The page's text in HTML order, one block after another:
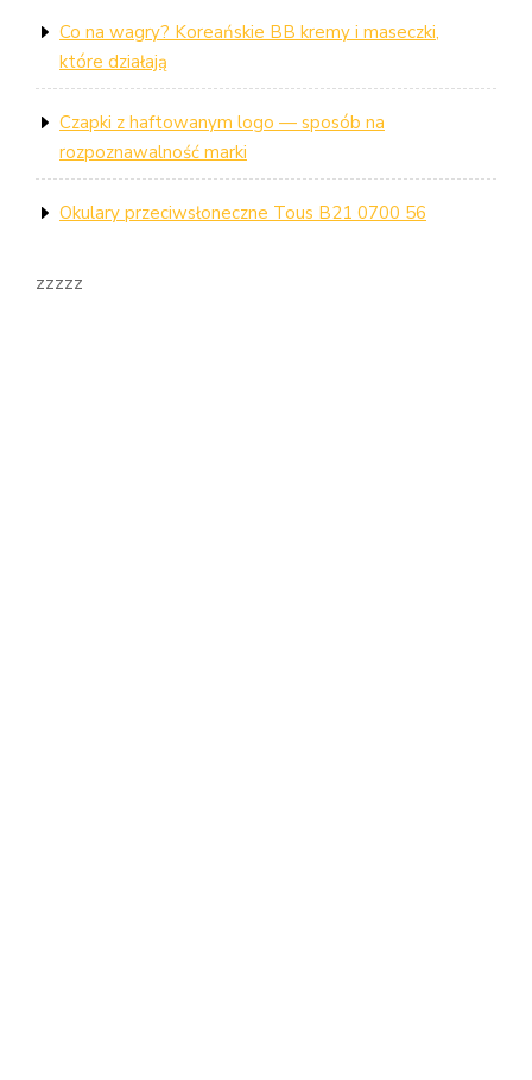
Co na wagry? Koreańskie BB kremy i maseczki,
które działają
Czapki z haftowanym logo — sposób na
rozpoznawalność marki
Okulary przeciwsłoneczne Tous B21 0700 56
zzzzz